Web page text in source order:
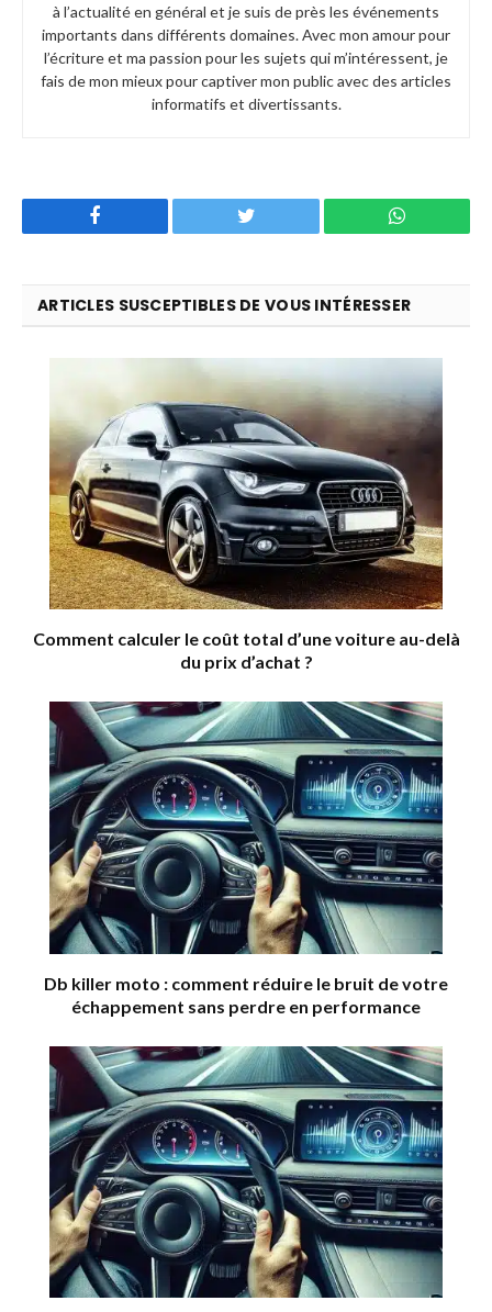
à l’actualité en général et je suis de près les événements
importants dans différents domaines. Avec mon amour pour
l’écriture et ma passion pour les sujets qui m’intéressent, je
fais de mon mieux pour captiver mon public avec des articles
informatifs et divertissants.
Twitter WhatsApp
ARTICLES SUSCEPTIBLES DE VOUS INTÉRESSER
Comment calculer le coût total d’une voiture au-delà
du prix d’achat ?
Db killer moto : comment réduire le bruit de votre
échappement sans perdre en performance